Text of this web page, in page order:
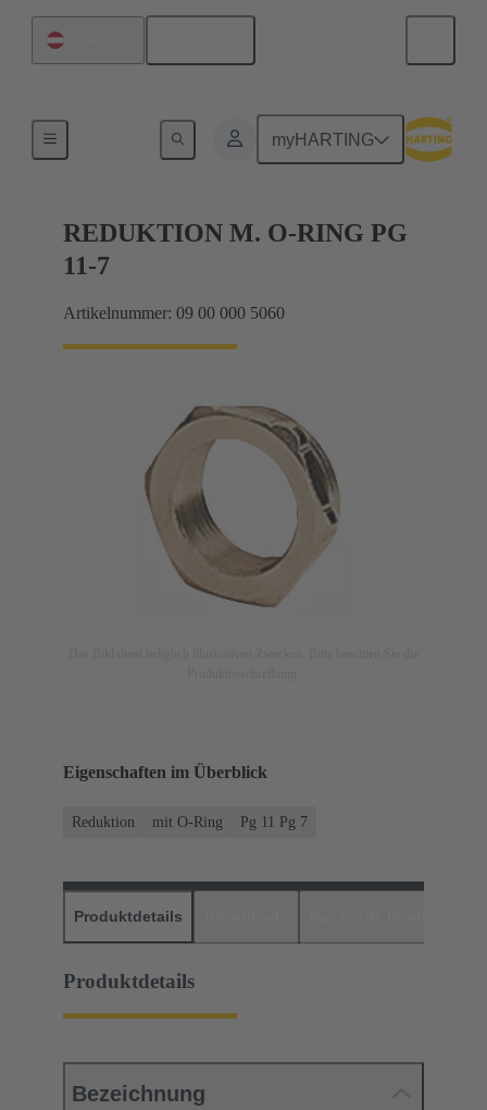
myHARTING
Kabelverschraubungen
REDUKTION M. O-RING PG
11-7
Artikelnummer: 09 00 000 5060
Eigenschaften im Überblick
Reduktion mit O-Ring Pg 11 Pg 7
Produktdetails
Produktdetails
Bezeichnung